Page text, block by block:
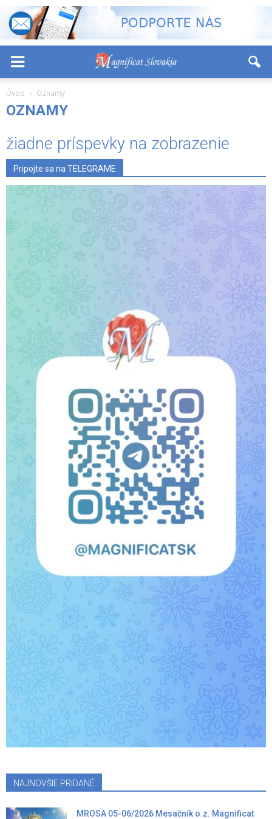
Úvod Oznamy
OZNAMY
žiadne príspevky na zobrazenie
Pripojte sa na TELEGRAME
NAJNOVŠIE PRIDANÉ
MROSA 05-06/2026 Mesačník o.z. Magnificat
+